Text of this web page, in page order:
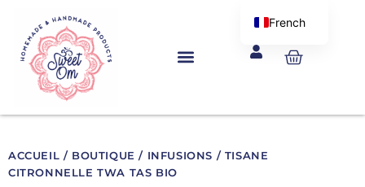
contenu
Panier
ACCUEIL / BOUTIQUE / INFUSIONS / TISANE
CITRONNELLE TWA TAS BIO
French
English